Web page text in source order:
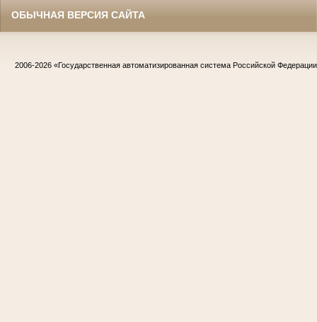
ОБЫЧНАЯ ВЕРСИЯ САЙТА
2006-2026 «Государственная автоматизированная система Российской